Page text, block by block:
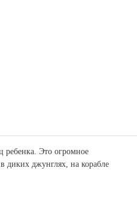
ребенка. Это огромное
диких джунглях, на корабле